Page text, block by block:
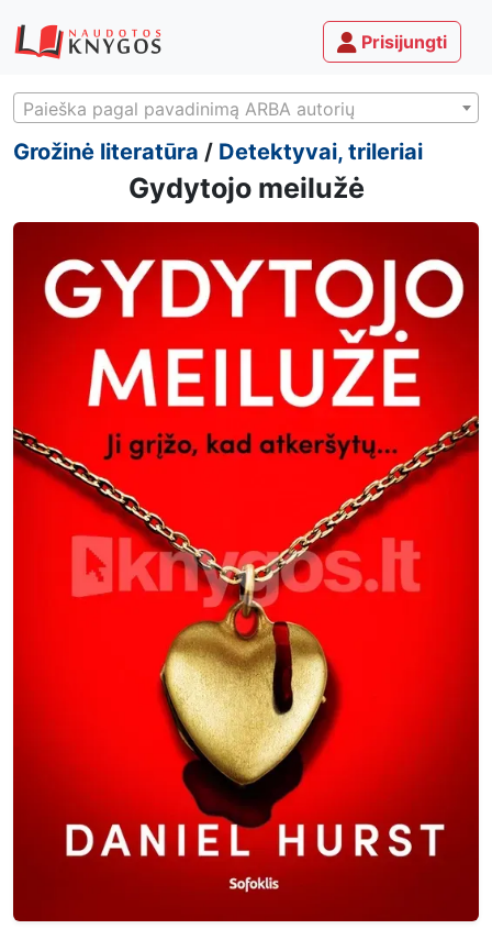
Prisijungti
Paieška pagal pavadinimą ARBA autorių
Grožinė literatūra / Detektyvai, trileriai
Gydytojo meilužė